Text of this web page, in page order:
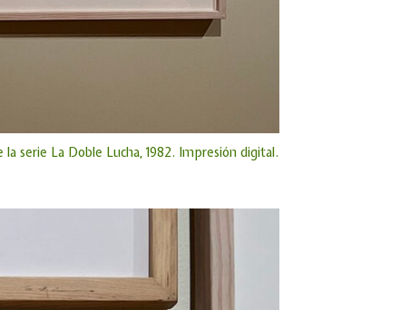
serie La Doble Lucha, 1982. Impresión digital.